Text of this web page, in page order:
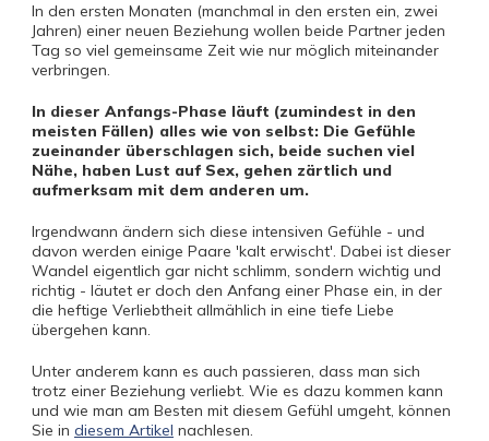
In den ersten Monaten (manchmal in den ersten ein, zwei
Jahren) einer neuen Beziehung wollen beide Partner jeden
Tag so viel gemeinsame Zeit wie nur möglich miteinander
verbringen.
In dieser Anfangs-Phase läuft (zumindest in den
meisten Fällen) alles wie von selbst: Die Gefühle
zueinander überschlagen sich, beide suchen viel
Nähe, haben Lust auf Sex, gehen zärtlich und
aufmerksam mit dem anderen um.
Irgendwann ändern sich diese intensiven Gefühle - und
davon werden einige Paare 'kalt erwischt'. Dabei ist dieser
Wandel eigentlich gar nicht schlimm, sondern wichtig und
richtig - läutet er doch den Anfang einer Phase ein, in der
die heftige Verliebtheit allmählich in eine tiefe Liebe
übergehen kann.
Unter anderem kann es auch passieren, dass man sich
trotz einer Beziehung verliebt. Wie es dazu kommen kann
und wie man am Besten mit diesem Gefühl umgeht, können
Sie in diesem Artikel nachlesen.